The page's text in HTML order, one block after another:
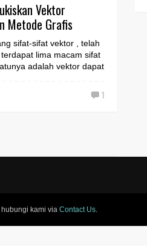
Vektor
Metode Grafis
sifat-sifat vektor , telah
lima macam sifat
adalah vektor dapat
1
kami via Contact Us.